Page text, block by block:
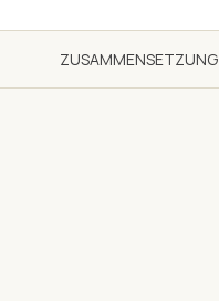
ZUSAMMENSETZUNG